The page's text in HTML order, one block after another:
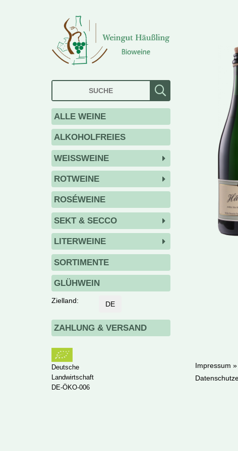
ALLE WEINE
ALKOHOLFREIES
WEISSWEINE
ROTWEINE
ROSÉWEINE
SEKT & SECCO
LITERWEINE
SORTIMENTE
GLÜHWEIN
Zielland: DE
ZAHLUNG & VERSAND
Deutsche
Landwirtschaft
DE-ÖKO-006
Impressum »